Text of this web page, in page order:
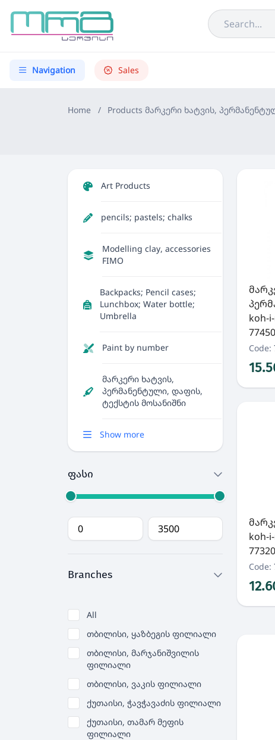
Navigation Sales
Home / Products მარკერი ხატვის,
Art Products
pencils; pastels; chalks
Modelling clay, accessories
FIMO
Backpacks; Pencil cases;
Lunchbox; Water bottle;
Umbrella
Paint by number
მარკერი ხატვის,
პერმანენტული, დაფის,
ტექსტის მოსანიშნი
Show more
ფასი
Branches
All
თბილისი, ყაზბეგის ფილიალი
თბილისი, მარჯანიშვილის
ფილიალი
თბილისი, ვაკის ფილიალი
ქუთაისი, ჭავჭავაძის ფილიალი
ქუთაისი, თამარ მეფის
ფილიალი
koh-
Code:
koh-
Code: